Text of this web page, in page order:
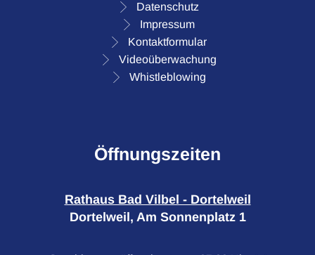
Datenschutz
Impressum
Kontaktformular
Videoüberwachung
Whistleblowing
Öffnungszeiten
Rathaus Bad Vilbel - Dortelweil
Dortelweil, Am Sonnenplatz 1